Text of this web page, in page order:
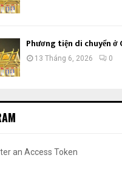
Phương tiện di chuyển ở
13 Tháng 6, 2026 0
an Access Token